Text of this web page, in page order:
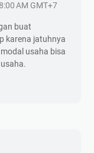
AM GMT+7
buat
karena jatuhnya
usaha bisa